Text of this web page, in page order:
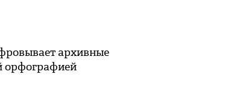
архивные
орфографией